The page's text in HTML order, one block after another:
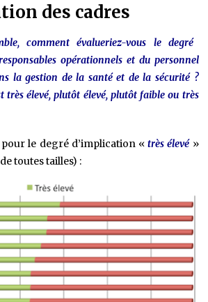
des cadres
comment évalueriez-vous le degré
opérationnels et du personnel
la gestion de la santé et de la sécurité ?
très élevé, plutôt élevé, plutôt faible ou très
pour le degré d’implication «très élevé»
toutes tailles) :